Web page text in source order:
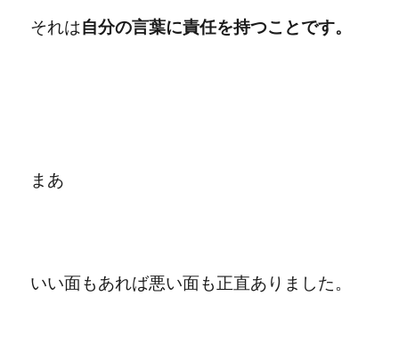
それは自分の言葉に責任を持つことです。
まあ
いい面もあれば悪い面も正直ありました。